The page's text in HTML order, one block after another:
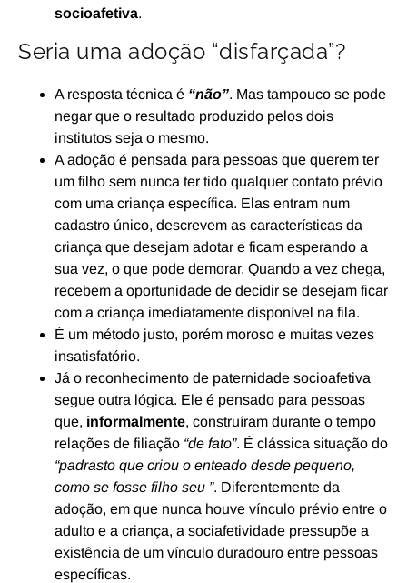
socioafetiva.
Seria uma adoção “disfarçada”?
A resposta técnica é “não”. Mas tampouco se pode
negar que o resultado produzido pelos dois
institutos seja o mesmo.
A adoção é pensada para pessoas que querem ter
um filho sem nunca ter tido qualquer contato prévio
com uma criança específica. Elas entram num
cadastro único, descrevem as características da
criança que desejam adotar e ficam esperando a
sua vez, o que pode demorar. Quando a vez chega,
recebem a oportunidade de decidir se desejam ficar
com a criança imediatamente disponível na fila.
É um método justo, porém moroso e muitas vezes
insatisfatório.
Já o reconhecimento de paternidade socioafetiva
segue outra lógica. Ele é pensado para pessoas
que, informalmente, construíram durante o tempo
relações de filiação “de fato”. É clássica situação do
“padrasto que criou o enteado desde pequeno,
como se fosse filho seu ”. Diferentemente da
adoção, em que nunca houve vínculo prévio entre o
adulto e a criança, a sociafetividade pressupõe a
existência de um vínculo duradouro entre pessoas
específicas.